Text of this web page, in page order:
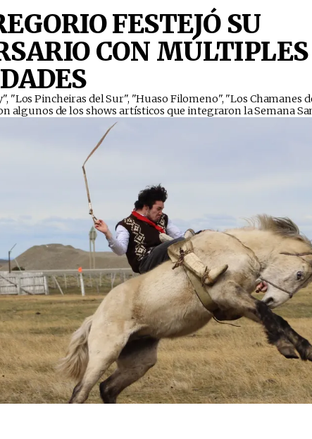
FESTEJÓ SU
CON MÚLTIPLES
"Los Pincheiras del Sur", "Huaso Filomeno", "Los Chamanes
algunos de los shows artísticos que integraron la Semana